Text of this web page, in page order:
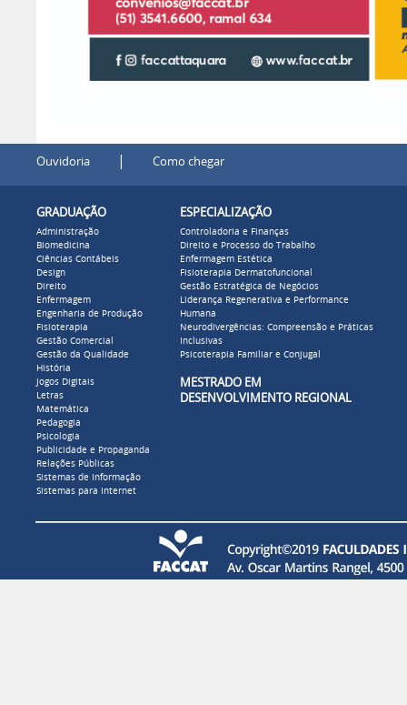
Ouvidoria | Como chegar
GRADUAÇÃO
Administração
Biomedicina
Ciências Contábeis
Design
Direito
Enfermagem
Engenharia de Produção
Fisioterapia
Gestão Comercial
Gestão da Qualidade
História
Jogos Digitais
Letras
Matemática
Pedagogia
Psicologia
Publicidade e Propaganda
Relações Públicas
Sistemas de Informação
Sistemas para Internet
ESPECIALIZAÇÃO
Controladoria e Finanças
Direito e Processo do Trabalho
Enfermagem Estética
Fisioterapia Dermatofuncional
Gestão Estratégica de Negócios
Liderança Regenerativa e Performance
Humana
Neurodivergências: Compreensão e Práticas
Inclusivas
Psicoterapia Familiar e Conjugal
MESTRADO EM
DESENVOLVIMENTO REGIONAL